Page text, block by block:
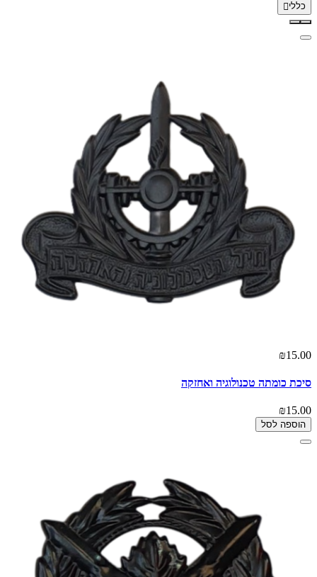
כללי
₪15.00
סיכת כומתה טכנולוגיה ואחזקה
₪15.00
הוספה לסל